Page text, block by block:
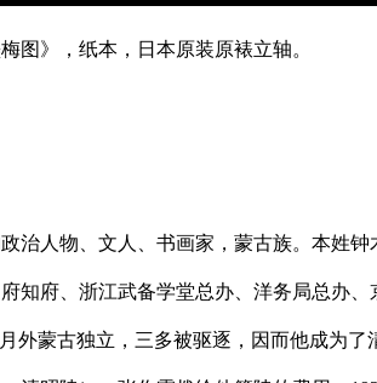
图》，纸本，日本原装原裱立轴。
治人物、文人、书画家，蒙古族。本姓
知府、浙江武备学堂总办、洋务局总办
外蒙古独立，三多被驱逐，因而他成为